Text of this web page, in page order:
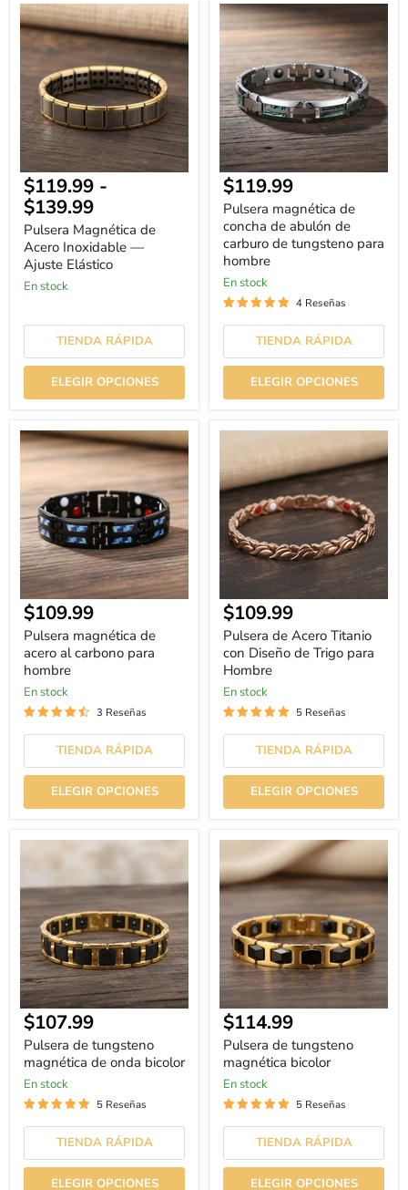
Pulsera
Magnética
de
Acero
Inoxidable
Ajuste
Elástico
$119.99 -
$139.99
Pulsera Magnética de
Acero Inoxidable —
Ajuste Elástico
En stock
TIENDA RÁPIDA
ELEGIR OPCIONES
Pulsera
magnética
de
concha
de
abulón
de
carburo
de
tungsteno
para
hombre
Precio
actual
$119.99
Pulsera magnética de
concha de abulón de
carburo de tungsteno para
hombre
En stock
4 Reseñas
TIENDA RÁPIDA
ELEGIR OPCIONES
Pulsera
magnética
de
al
carbono
para
hombre
Precio
actual
$109.99
Pulsera magnética de
acero al carbono para
hombre
En stock
3 Reseñas
TIENDA RÁPIDA
ELEGIR OPCIONES
Pulsera
Acero
Titanio
con
Diseño
de
Trigo
para
Hombre
Precio
actual
$109.99
Pulsera de Acero Titanio
con Diseño de Trigo para
Hombre
En stock
5 Reseñas
TIENDA RÁPIDA
ELEGIR OPCIONES
Pulsera
magnética
de
onda
bicolor
Precio
actual
$107.99
Pulsera de tungsteno
magnética de onda bicolor
En stock
5 Reseñas
TIENDA RÁPIDA
ELEGIR OPCIONES
Pulsera
de
tungsteno
magnética
Precio
actual
$114.99
Pulsera de tungsteno
magnética bicolor
En stock
5 Reseñas
TIENDA RÁPIDA
ELEGIR OPCIONES